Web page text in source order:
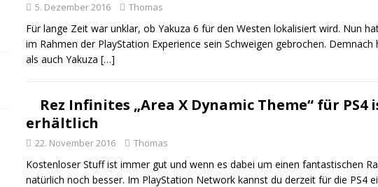
5. Dezember 2016 Thomas
Für lange Zeit war unklar, ob Yakuza 6 für den Westen lokalisiert wird. Nun
im Rahmen der PlayStation Experience sein Schweigen gebrochen.
als auch Yakuza […]
Rez Infinites „Area X Dynamic Theme“ für
erhältlich
22. November 2016 Thomas
Kostenloser Stuff ist immer gut und wenn es dabei um einen fantastischen
natürlich noch besser. Im PlayStation Network kannst du derzeit für die PS4